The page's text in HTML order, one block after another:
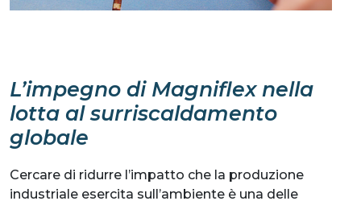
L’impegno di Magniflex nella
lotta al surriscaldamento
globale
Cercare di ridurre l’impatto che la produzione
industriale esercita sull’ambiente è una delle